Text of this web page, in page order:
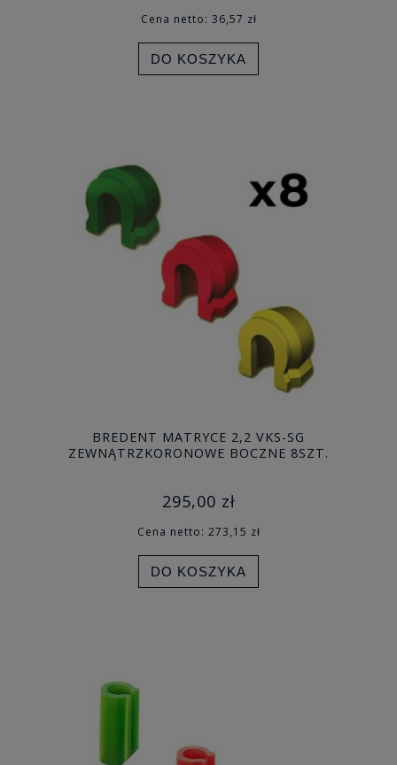
Cena netto: 36,57 zł
DO KOSZYKA
BREDENT MATRYCE 2,2 VKS-SG
ZEWNĄTRZKORONOWE BOCZNE 8SZT.
295,00 zł
Cena netto: 273,15 zł
DO KOSZYKA